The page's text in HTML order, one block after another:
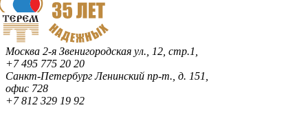
Москва 2-я Звенигородская ул., 12, стр.1,
+7 495 775 20 20
Санкт-ПетербургЛенинский пр-т., д. 151,
офис 728
+7 812 329 19 92